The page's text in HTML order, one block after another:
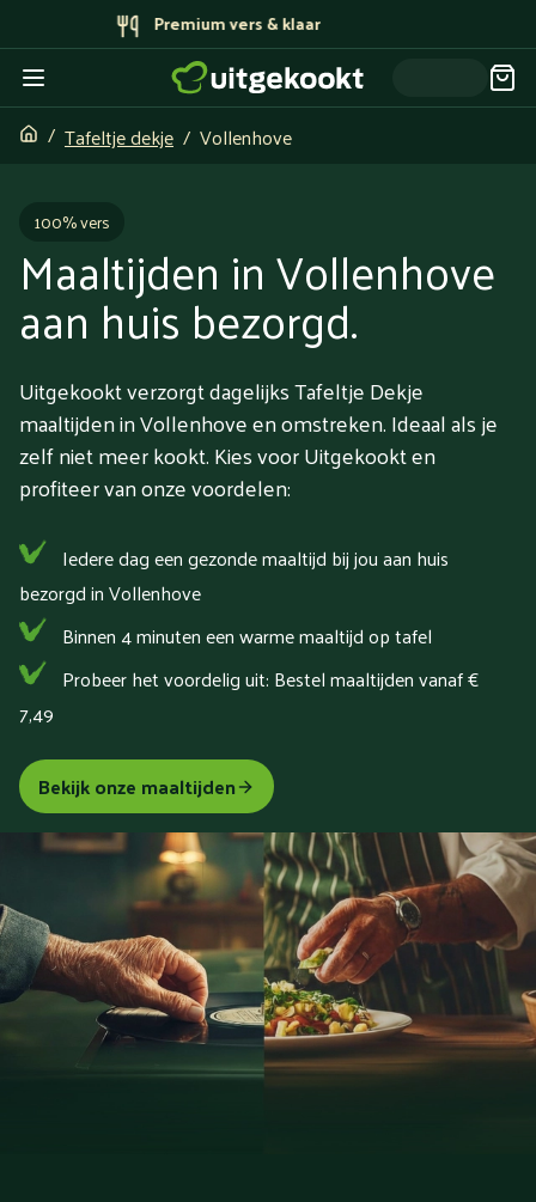
Bereid door topchefs
Tafeltje dekje Vollenhove
100% vers
Maaltijden in Vollenhove
aan huis bezorgd.
Uitgekookt verzorgt dagelijks Tafeltje Dekje
maaltijden in Vollenhove en omstreken. Ideaal als je
zelf niet meer kookt. Kies voor Uitgekookt en
profiteer van onze voordelen:
Iedere dag een gezonde maaltijd bij jou aan huis
bezorgd in Vollenhove
Binnen 4 minuten een warme maaltijd op tafel
Probeer het voordelig uit: Bestel maaltijden vanaf €
7,49
Bekijk onze maaltijden